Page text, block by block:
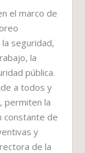
el marco de
seguridad,
la
pública.
a todos y
permiten la
constante de
y
de la